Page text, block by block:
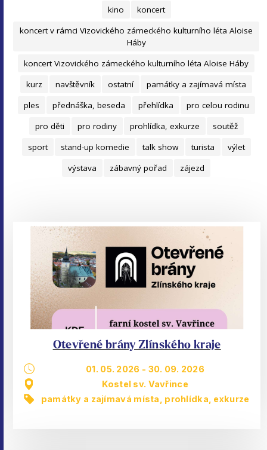
kino
koncert
koncert v rámci Vizovického zámeckého kulturního léta Aloise
Háby
koncert Vizovického zámeckého kulturního léta Aloise Háby
kurz
navštěvník ostatní
památky a zajímavá místa
ples
přednáška, beseda přehlídka
pro celou rodinu
pro děti
pro rodiny prohlídka, exkurze
soutěž
sport
stand-up komedie talk show turista
výlet
výstava
zábavný pořad zájezd
Otevřené brány Zlínského kraje
01. 05. 2026 - 30. 09. 2026
Kostel sv. Vavřince
památky a zajímavá místa
prohlídka, exkurze